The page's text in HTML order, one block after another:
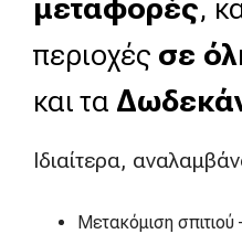
μεταφορές,
περιοχές σε
και τα
Ιδιαίτερα,
Μετακόμιση σπιτιού